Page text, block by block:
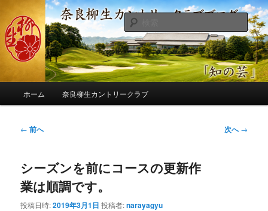
ン
コ
ン
へ
奈良柳生カントリークラブ総支配人
ブログ
季節の話題、クラブの出来事、コースの改修・更新作業、ゴルフに関する随
筆、喜怒哀楽などを気まぐれに発信します。
検
索
ホーム 奈良柳生カントリークラブ
投
ビ
ゲ
ー
シ
← 前へ 次へ→
シーズンを前にコースの更新作
業は順調です。
投稿日時:2019年3月1日 投稿者:narayagyu